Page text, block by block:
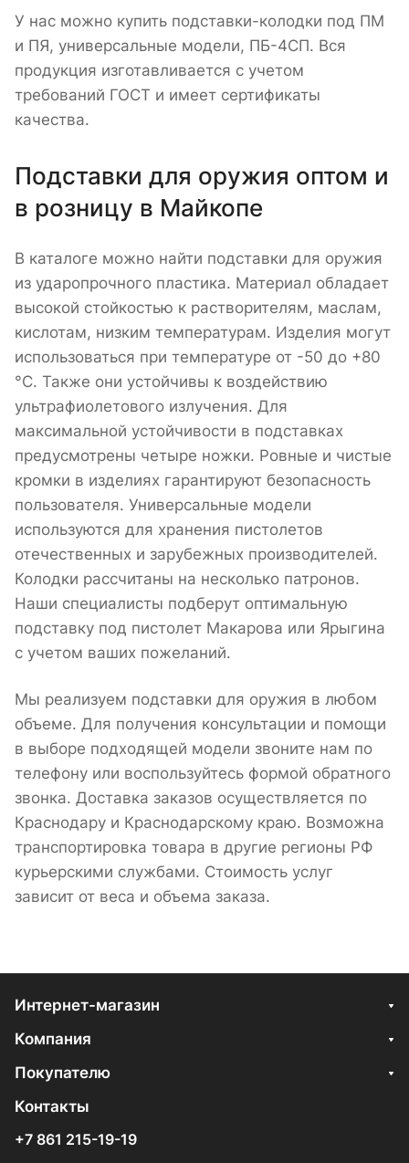
У нас можно купить подставки-колодки под ПМ
и ПЯ, универсальные модели, ПБ-4СП. Вся
продукция изготавливается с учетом
требований ГОСТ и имеет сертификаты
качества.
Подставки для оружия оптом и
в розницу в Майкопе
В каталоге можно найти подставки для оружия
из ударопрочного пластика. Материал обладает
высокой стойкостью к растворителям, маслам,
кислотам, низким температурам. Изделия могут
использоваться при температуре от -50 до +80
°C. Также они устойчивы к воздействию
ультрафиолетового излучения. Для
максимальной устойчивости в подставках
предусмотрены четыре ножки. Ровные и чистые
кромки в изделиях гарантируют безопасность
пользователя. Универсальные модели
используются для хранения пистолетов
отечественных и зарубежных производителей.
Колодки рассчитаны на несколько патронов.
Наши специалисты подберут оптимальную
подставку под пистолет Макарова или Ярыгина
с учетом ваших пожеланий.
Мы реализуем подставки для оружия в любом
объеме. Для получения консультации и помощи
в выборе подходящей модели звоните нам по
телефону или воспользуйтесь формой обратного
звонка. Доставка заказов осуществляется по
Краснодару и Краснодарскому краю. Возможна
транспортировка товара в другие регионы РФ
курьерскими службами. Стоимость услуг
зависит от веса и объема заказа.
Интернет-магазин
Компания
Покупателю
Контакты
+7 861 215-19-19